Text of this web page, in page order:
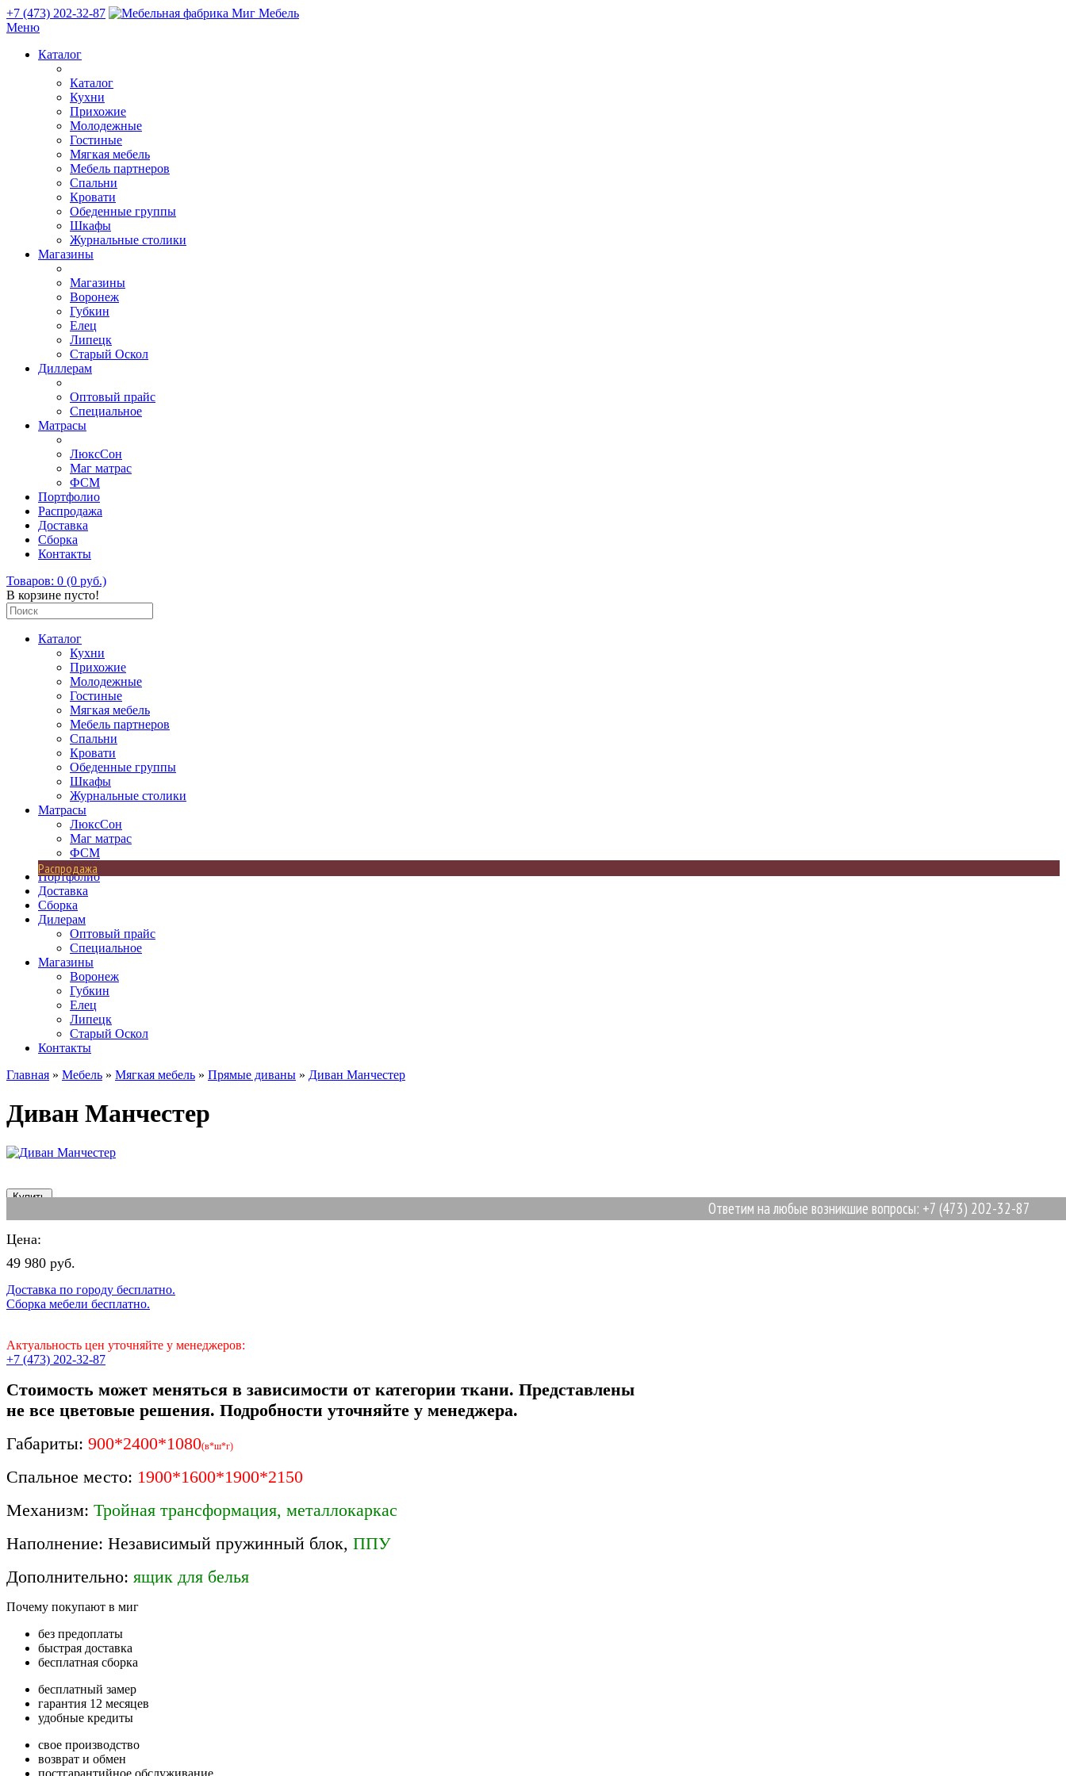
+7 (473) 202-32-87
Меню
Каталог
Каталог
Кухни
Прихожие
Молодежные
Гостиные
Мягкая мебель
Мебель партнеров
Спальни
Кровати
Обеденные группы
Шкафы
Журнальные столики
Магазины
Магазины
Воронеж
Губкин
Елец
Липецк
Старый Оскол
Диллерам
Оптовый прайс
Специальное
Матрасы
ЛюксСон
Маг матрас
ФСМ
Портфолио
Распродажа
Доставка
Сборка
Контакты
Товаров: 0 (0 руб.)
В корзине пусто!
Каталог
Кухни
Прихожие
Молодежные
Гостиные
Мягкая мебель
Мебель партнеров
Спальни
Кровати
Обеденные группы
Шкафы
Журнальные столики
Матрасы
ЛюксСон
Маг матрас
ФСМ
Распродажа
Портфолио
Доставка
Сборка
Дилерам
Оптовый прайс
Специальное
Магазины
Воронеж
Губкин
Елец
Липецк
Старый Оскол
Контакты
Ответим на любые возникшие вопросы: +7 (473) 202-32-87
Главная » Мебель » Мягкая мебель » Прямые диваны » Диван Манчестер
Диван Манчестер
Цена:
49 980 руб.
Доставка по городу бесплатно.
Сборка мебели бесплатно.
Актуальность цен уточняйте у менеджеров:
+7 (473) 202-32-87
Стоимость может меняться в зависимости от категории ткани. Представлены
не все цветовые решения. Подробности уточняйте у менеджера.
Габариты: 900*2400*1080(в*ш*г)
Спальное место: 1900*1600*1900*2150
Механизм: Тройная трансформация, металлокаркас
Наполнение: Независимый пружинный блок, ППУ
Дополнительно: ящик для белья
Почему покупают в миг
без предоплаты
быстрая доставка
бесплатная сборка
бесплатный замер
гарантия 12 месяцев
удобные кредиты
свое производство
возврат и обмен
постгарантийное обслуживание